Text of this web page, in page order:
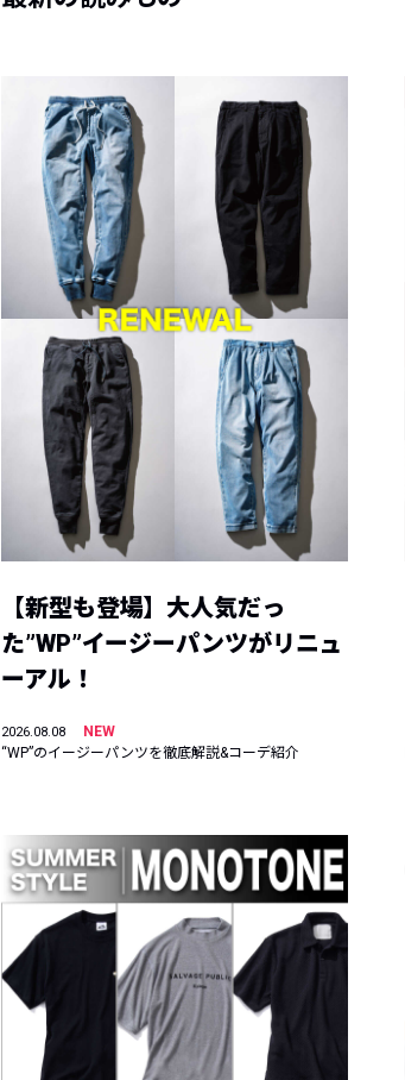
【新型も登場】大人気だっ
た”WP”イージーパンツがリニュ
ーアル！
2026.08.08
NEW
“WP”のイージーパンツを徹底解説&コーデ紹介